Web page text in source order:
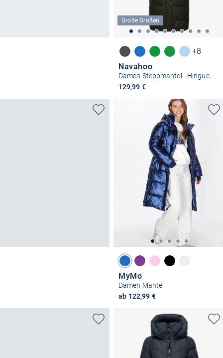
Große Größen
+8
Navahoo
Damen Steppmantel - Hingucker XIV
129,99 €
MyMo
Damen Mantel
ab 122,99 €